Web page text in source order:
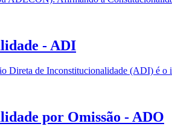
- ADI
de Inconstitucionalidade (ADI) é o
por Omissão - ADO